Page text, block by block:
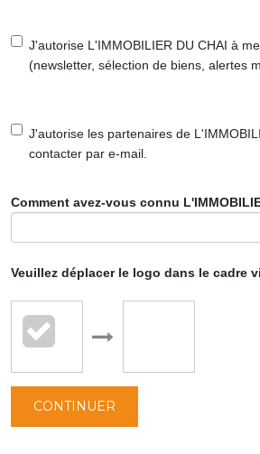
J'autorise L'IMMOBILIER DU CHAI à
(newsletter, sélection de biens, alertes
J'autorise les partenaires de
contacter par e-mail.
Comment avez-vous connu
Veuillez déplacer le logo dans le cadre
CONTINUER